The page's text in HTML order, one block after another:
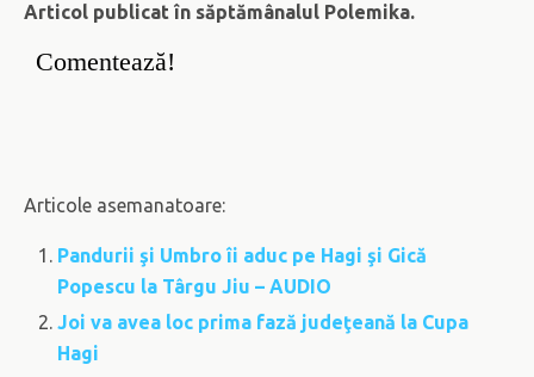
Articol publicat în săptămânalul Polemika.
Comentează!
Articole asemanatoare:
Pandurii şi Umbro îi aduc pe Hagi şi Gică
Popescu la Târgu Jiu – AUDIO
Joi va avea loc prima fază judeţeană la Cupa
Hagi